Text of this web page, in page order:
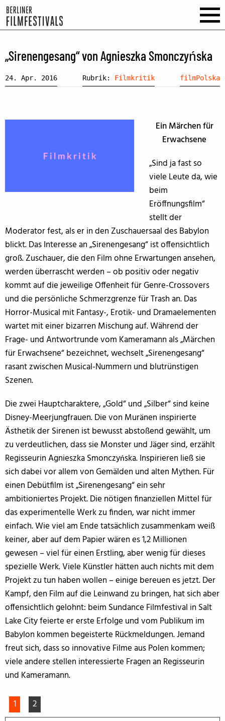
„Sirenengesang“ von Agnieszka Smonczyńska
24. Apr. 2016 Rubrik: Filmkritik filmPolska
Ein Märchen für
Erwachsene
„Sind ja fast so
viele Leute da, wie
beim
Eröffnungsfilm“
stellt der
Moderator fest, als er in den Zuschauersaal des Babylon
blickt. Das Interesse an „Sirenengesang“ ist offensichtlich
groß. Zuschauer, die den Film ohne Erwartungen ansehen,
werden überrascht werden – ob positiv oder negativ
kommt auf die jeweilige Offenheit für Genre-Crossovers
und die persönliche Schmerzgrenze für Trash an. Das
Horror-Musical mit Fantasy-, Erotik- und Dramaelementen
wartet mit einer bizarren Mischung auf. Während der
Frage- und Antwortrunde vom Kameramann als „Märchen
für Erwachsene“ bezeichnet, wechselt „Sirenengesang“
rasant zwischen Musical-Nummern und blutrünstigen
Szenen.
Die zwei Hauptcharaktere, „Gold“ und „Silber“ sind keine
Disney-Meerjungfrauen. Die von Muränen inspirierte
Ästhetik der Sirenen ist bewusst abstoßend gewählt, um
zu verdeutlichen, dass sie Monster und Jäger sind, erzählt
Regisseurin Agnieszka Smonczyńska. Inspirieren ließ sie
sich dabei vor allem von Gemälden und alten Mythen. Für
einen Debütfilm ist „Sirenengesang“ ein sehr
ambitioniertes Projekt. Die nötigen finanziellen Mittel für
das experimentelle Werk zu finden, war nicht immer
einfach. Wie viel am Ende tatsächlich zusammenkam weiß
keiner, aber auf dem Papier wären es 1,2 Millionen
gewesen – viel für einen Erstling, aber wenig für dieses
spezielle Werk. Viele Künstler hätten auch nichts mit dem
Projekt zu tun haben wollen – einige bereuen es jetzt. Der
Kampf, den Film auf die Leinwand zu bringen, hat sich aber
offensichtlich gelohnt: beim Sundance Filmfestival in Salt
Lake City feierte er erste Erfolge und vom Publikum im
Babylon kommen begeisterte Rückmeldungen. Jemand
freut sich, dass so innovative Filme aus Polen kommen;
viele andere stellen interessierte Fragen an Regisseurin
und Kameramann.
1 2